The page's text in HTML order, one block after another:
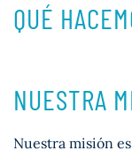
QUÉ
NUESTRA
Nuestra misión